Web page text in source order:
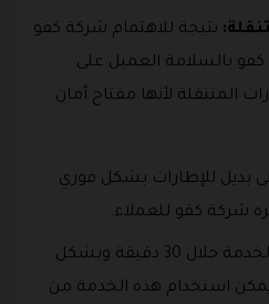
نتيجة للاهتمام شركة كفو
بالسلامة العميل على
المتنقلة لأنها مفتاح أمان
بديل للإطارات بشكل فوري
شركة كفو للعملاء.
ويتم الحصول على هذه الخدمة خلال 30 دقيقة وبشكل
استخدام هذه الخدمة من